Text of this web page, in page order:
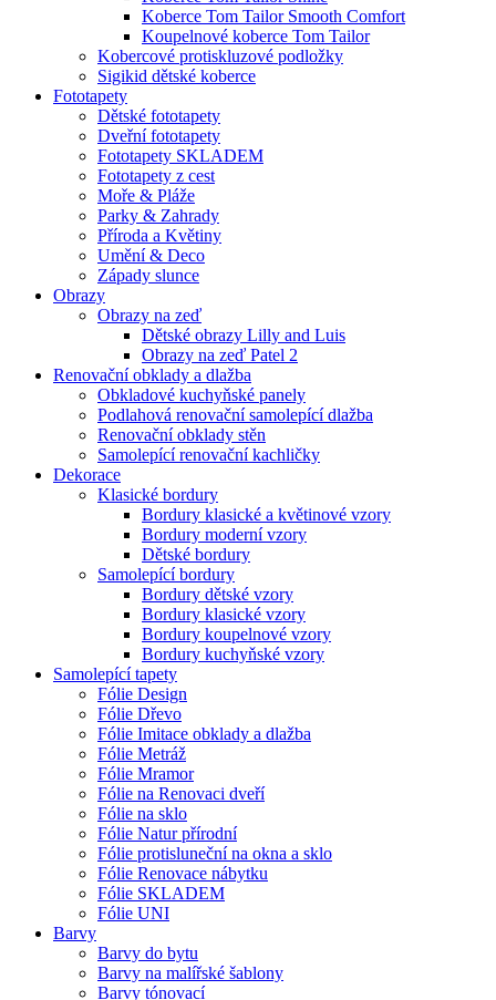
Koberce Tom Tailor Smooth Comfort
Koupelnové koberce Tom Tailor
Kobercové protiskluzové podložky
Sigikid dětské koberce
Fototapety
Dětské fototapety
Dveřní fototapety
Fototapety SKLADEM
Fototapety z cest
Moře & Pláže
Parky & Zahrady
Příroda a Květiny
Umění & Deco
Západy slunce
Obrazy
Obrazy na zeď
Dětské obrazy Lilly and Luis
Obrazy na zeď Patel 2
Renovační obklady a dlažba
Obkladové kuchyňské panely
Podlahová renovační samolepící dlažba
Renovační obklady stěn
Samolepící renovační kachličky
Dekorace
Klasické bordury
Bordury klasické a květinové vzory
Bordury moderní vzory
Dětské bordury
Samolepící bordury
Bordury dětské vzory
Bordury klasické vzory
Bordury koupelnové vzory
Bordury kuchyňské vzory
Samolepící tapety
Fólie Design
Fólie Dřevo
Fólie Imitace obklady a dlažba
Fólie Metráž
Fólie Mramor
Fólie na Renovaci dveří
Fólie na sklo
Fólie Natur přírodní
Fólie protisluneční na okna a sklo
Fólie Renovace nábytku
Fólie SKLADEM
Fólie UNI
Barvy
Barvy do bytu
Barvy na malířské šablony
Barvy tónovací